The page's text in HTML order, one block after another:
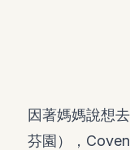
因著媽媽說想
芬園），